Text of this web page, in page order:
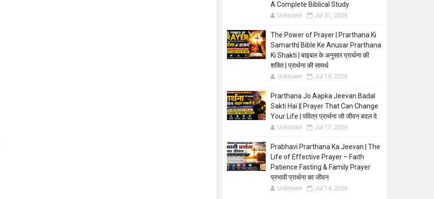
A Complete Biblical Study
Unknown Jul 31, 2026
The Power of Prayer | Prarthana Ki
Samarth| Bible Ke Anusar Prarthana
Ki Shakti | बाइबल के अनुसार प्रार्थना की
शक्ति | प्रार्थना की सामर्थ
Unknown Jul 19, 2026
Prarthana Jo Aapka Jeevan Badal
Sakti Hai || Prayer That Can Change
Your Life | पवित्र प्रार्थना जो जीवन बदल दे
Unknown Jul 17, 2026
Prabhavi Prarthana Ka Jeevan | The
Life of Effective Prayer – Faith
Patience Fasting & Family Prayer
प्रभावी प्रार्थना का जीवन
Unknown Jul 14, 2026